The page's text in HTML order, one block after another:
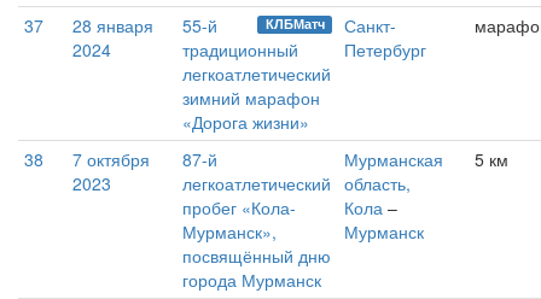
37
28 января
2024
КЛБМатч
55-й
традиционный
легкоатлетический
зимний марафон
«Дорога жизни»
Санкт-
Петербург
38
7 октября
2023
87-й
легкоатлетический
пробег «Кола-
Мурманск»,
посвящённый дню
города Мурманск
Мурманская
область,
Кола –
Мурманск
5 км